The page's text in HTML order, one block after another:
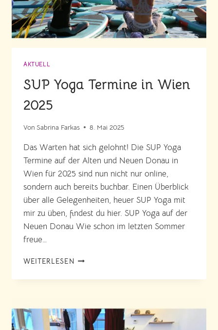
AKTUELL
SUP Yoga Termine in Wien
2025
Von Sabrina Farkas 8. Mai 2025
Das Warten hat sich gelohnt! Die SUP Yoga
Termine auf der Alten und Neuen Donau in
Wien für 2025 sind nun nicht nur online,
sondern auch bereits buchbar. Einen Überblick
über alle Gelegenheiten, heuer SUP Yoga mit
mir zu üben, findest du hier. SUP Yoga auf der
Neuen Donau Wie schon im letzten Sommer
freue…
WEITERLESEN SUP
TERMINE
2025